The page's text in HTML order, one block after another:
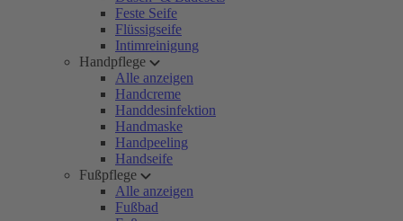
Feste Seife
Flüssigseife
Intimreinigung
Handpflege
Alle anzeigen
Handcreme
Handdesinfektion
Handmaske
Handpeeling
Handseife
Fußpflege
Alle anzeigen
Fußbad